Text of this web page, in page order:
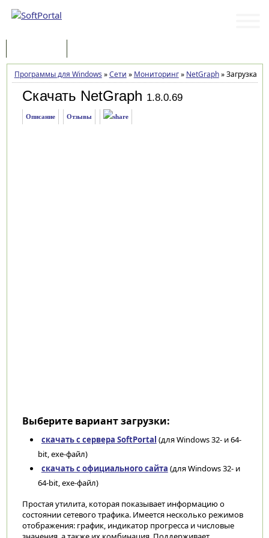
Программы для Windows »Сети » Мониторинг» NetGraph»Загрузка
Скачать NetGraph 1.8.0.69
Описание Отзывы
Выберите вариант загрузки:
скачать с сервера SoftPortal (для Windows 32- и 64-
bit, exe-файл)
скачать с официального сайта (для Windows 32- и
64-bit, exe-файл)
Простая утилита, которая показывает информацию о
состоянии сетевого трафика. Имеется несколько режимов
отображения: график, индикатор прогресса и числовые